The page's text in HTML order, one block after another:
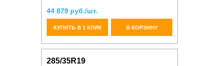
44 879 руб./шт.
КУПИТЬ В 1 КЛИК В КОРЗИНУ
285/35R19